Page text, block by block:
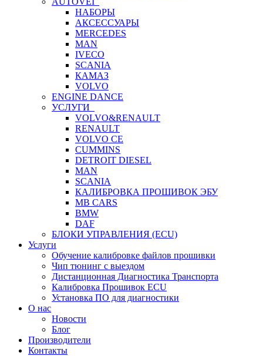
НАБОРЫ
АКСЕССУАРЫ
MERCEDES
MAN
IVECO
SCANIA
КАМАЗ
VOLVO
ENGINE DANCE
УСЛУГИ
VOLVO&RENAULT
RENAULT
VOLVO CE
CUMMINS
DETROIT DIESEL
MAN
SCANIA
КАЛИБРОВКА ПРОШИВОК ЭБУ
MB CARS
BMW
DAF
БЛОКИ УПРАВЛЕНИЯ (ECU)
Услуги
Обучение калибровке файлов прошивки
Чип тюнинг с выездом
Дистанционная Диагностика Транспорта
Калибровка Прошивок ECU
Установка ПО для диагностики
О нас
Новости
Блог
Производители
Контакты